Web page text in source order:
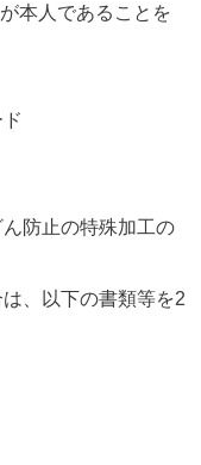
本人であることを
防止の特殊加工の
、以下の書類等を2